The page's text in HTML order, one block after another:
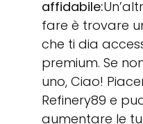
affidabile:
fare è trovare
che ti dia
premium. Se
uno, Ciao!
Refinery89 e
aumentare le